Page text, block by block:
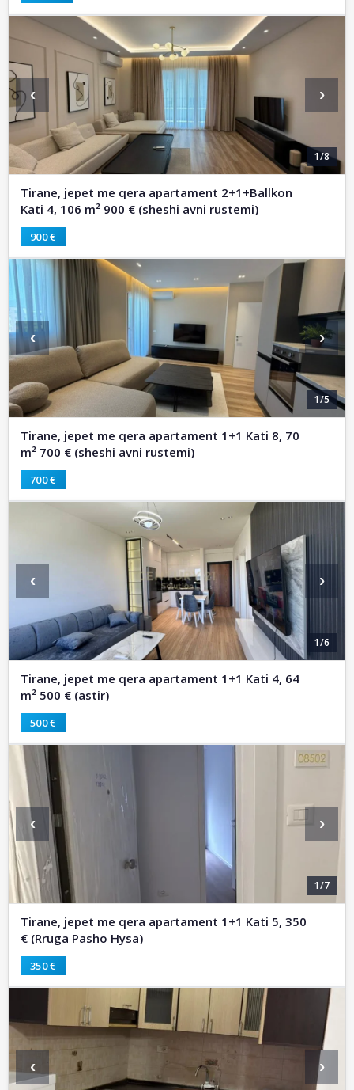
1/8
‹ ›
Tirane, jepet me qera apartament 2+1+Ballkon
Kati 4, 106 m² 900 € (sheshi avni rustemi)
900 €
1/5
‹ ›
Tirane, jepet me qera apartament 1+1 Kati 8, 70
m² 700 € (sheshi avni rustemi)
700 €
1/6
‹ ›
Tirane, jepet me qera apartament 1+1 Kati 4, 64
m² 500 € (astir)
500 €
1/7
‹ ›
Tirane, jepet me qera apartament 1+1 Kati 5, 350
€ (Rruga Pasho Hysa)
350 €
‹ ›